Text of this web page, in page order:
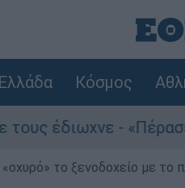
Ελλάδα Κόσμος
- «Πέρασε όλη η ζωή
το ξενοδοχείο με